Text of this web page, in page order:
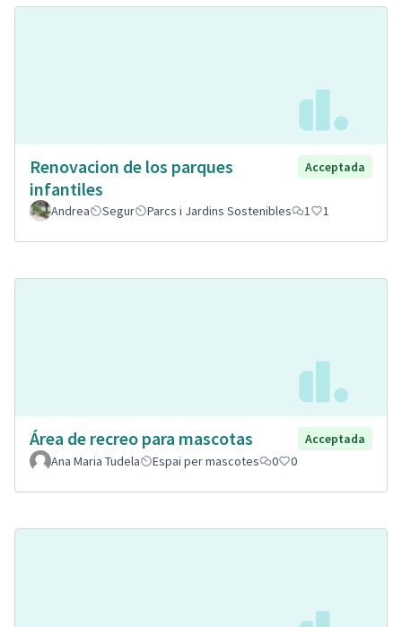
Renovacion de los parques
infantiles
Acceptada
Andrea Segur Parcs i Jardins Sostenibles 1 1
Área de recreo para mascotas
Acceptada
Ana Maria Tudela
Espai per mascotes 0 0